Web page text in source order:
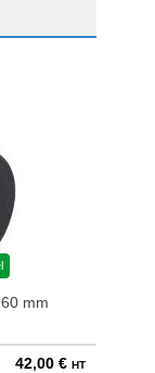
mm
42,00 € HT